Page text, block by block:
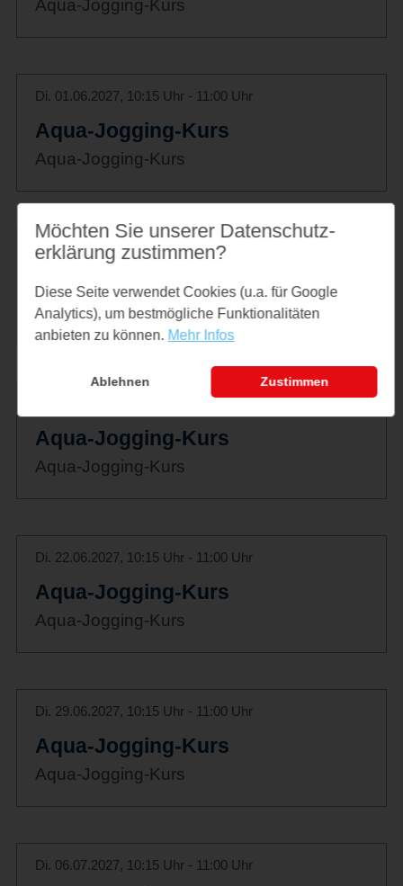
Aqua-Jogging-Kurs
Di. 01.06.2027, 10:15 Uhr - 11:00 Uhr
Aqua-Jogging-Kurs
Aqua-Jogging-Kurs
Di. 08.06.2027, 10:15 Uhr - 11:00 Uhr
Aqua-Jogging-Kurs
Aqua-Jogging-Kurs
Aqua-Jogging-Kurs
Aqua-Jogging-Kurs
Di. 22.06.2027, 10:15 Uhr - 11:00 Uhr
Aqua-Jogging-Kurs
Aqua-Jogging-Kurs
Di. 29.06.2027, 10:15 Uhr - 11:00 Uhr
Aqua-Jogging-Kurs
Aqua-Jogging-Kurs
Di. 06.07.2027, 10:15 Uhr - 11:00 Uhr
Möchten Sie unserer Datenschutz­
erklärung zustimmen?
Diese Seite verwendet Cookies (u.a. für Google
Analytics), um bestmögliche Funktionalitäten
anbieten zu können. Mehr Infos
Ablehnen Zustimmen